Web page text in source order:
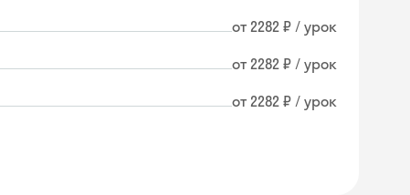
от 2282 ₽ / урок
от 2282 ₽ / урок
от 2282 ₽ / урок